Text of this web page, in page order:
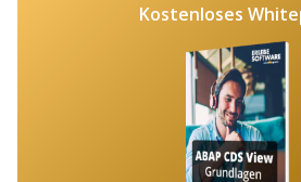
Kostenloses